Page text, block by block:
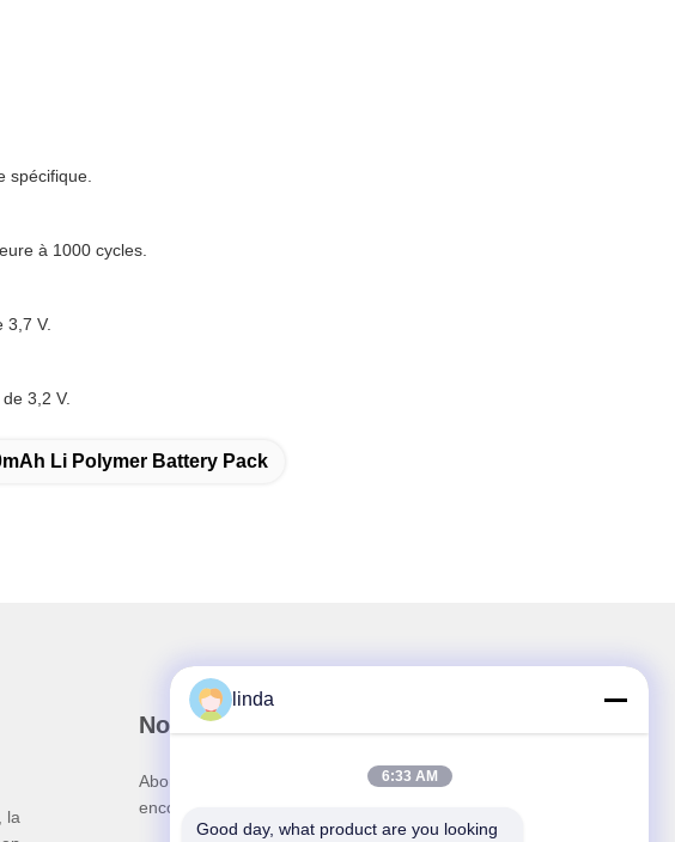
spécifique.
à 1000 cycles.
V.
3,2 V.
Li Polymer Battery Pack
la
Notre newsletter
Abonnez-vous à notre newsletter pour des réductions et plus
encore.
linda
6:33 AM
Good day, what product are you looking